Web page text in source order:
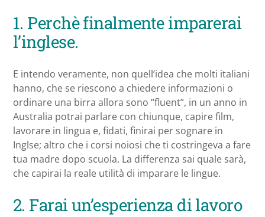
1. Perchè finalmente imparerai
l’inglese.
E intendo veramente, non quell’idea che molti italiani
hanno, che se riescono a chiedere informazioni o
ordinare una birra allora sono “fluent”, in un anno in
Australia potrai parlare con chiunque, capire film,
lavorare in lingua e, fidati, finirai per sognare in
Inglse; altro che i corsi noiosi che ti costringeva a fare
tua madre dopo scuola. La differenza sai quale sarà,
che capirai la reale utilità di imparare le lingue.
2. Farai un’esperienza di lavoro